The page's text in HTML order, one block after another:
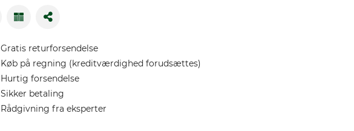
Gratis returforsendelse
Køb på regning (kreditværdighed forudsættes)
Hurtig forsendelse
Sikker betaling
Rådgivning fra eksperter